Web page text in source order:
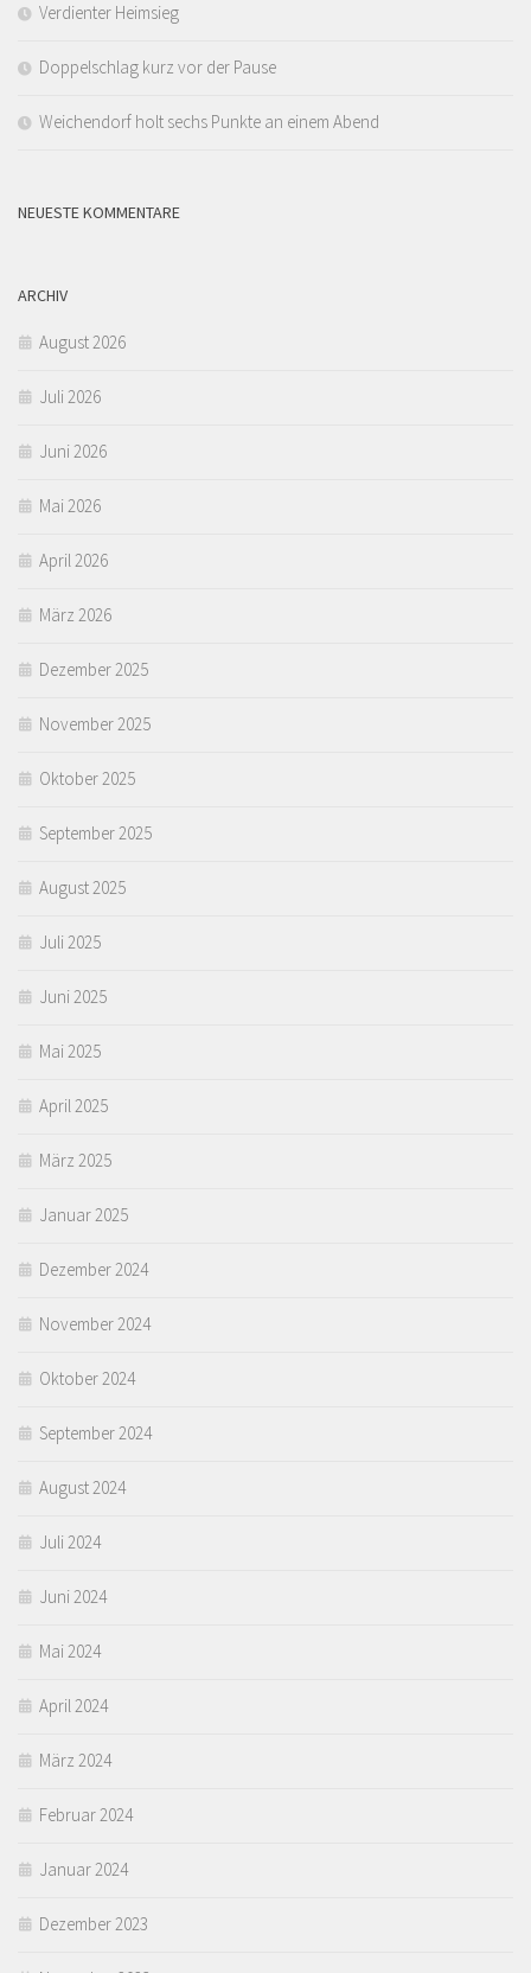
Verdienter Heimsieg
Doppelschlag kurz vor der Pause
Weichendorf holt sechs Punkte an einem Abend
NEUESTE KOMMENTARE
ARCHIV
August 2026
Juli 2026
Juni 2026
Mai 2026
April 2026
März 2026
Dezember 2025
November 2025
Oktober 2025
September 2025
August 2025
Juli 2025
Juni 2025
Mai 2025
April 2025
März 2025
Januar 2025
Dezember 2024
November 2024
Oktober 2024
September 2024
August 2024
Juli 2024
Juni 2024
Mai 2024
April 2024
März 2024
Februar 2024
Januar 2024
Dezember 2023